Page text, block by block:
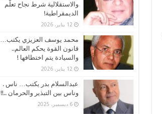
والاستقلالية شرط نجاح تعلُّم
الديمقراطية!
12 يناير، 2026
محمد يوسف العزيزي يكتب…
قانون القوة يحكم العالم..
والسيادة يتم اختطافها !
12 يناير، 2026
عبدالسلام بدر يكتب… ناس .
وناس بين التبذير والحرمان ..!!
6 ديسمبر، 2025